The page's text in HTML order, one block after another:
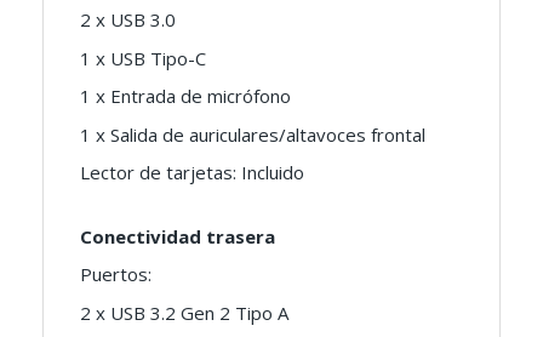
2 x USB 3.0
1 x USB Tipo-C
1 x Entrada de micrófono
1 x Salida de auriculares/altavoces frontal
Lector de tarjetas: Incluido
Conectividad trasera
Puertos:
2 x USB 3.2 Gen 2 Tipo A